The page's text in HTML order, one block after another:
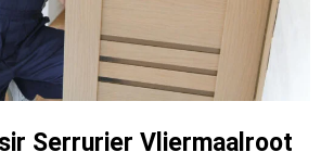
Serrurier Vliermaalroot